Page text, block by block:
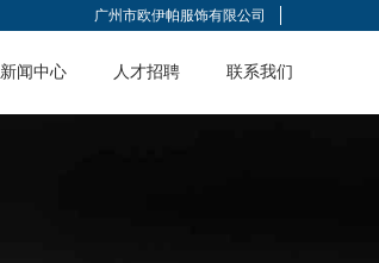
广州市欧伊帕服饰有限公司
新闻中心 人才招聘 联系我们